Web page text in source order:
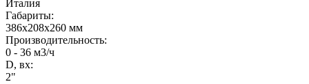
Италия
Габариты:
386x208x260 мм
Производительность:
0 - 36 м3/ч
D, вх:
2"